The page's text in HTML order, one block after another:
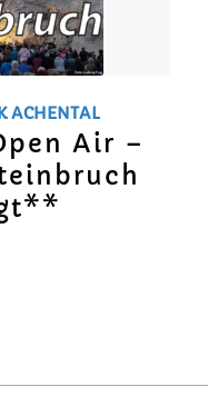
ACHENTAL
Air –